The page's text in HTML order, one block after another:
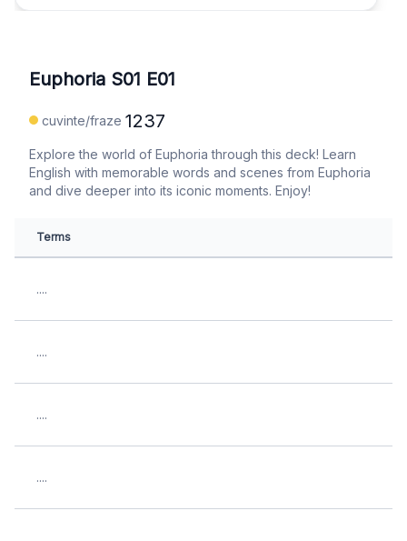
Euphoria S01 E01
cuvinte/fraze 1237
Explore the world of Euphoria through this deck! Learn
English with memorable words and scenes from Euphoria
and dive deeper into its iconic moments. Enjoy!
Terms
....
....
....
....